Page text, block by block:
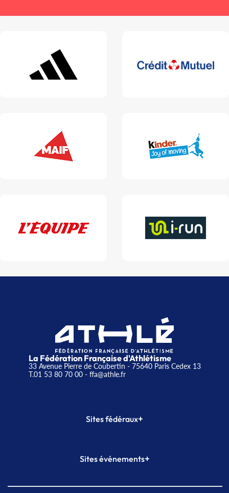
La Fédération Française d'Athlétisme
33 Avenue Pierre de Coubertin - 75640 Paris Cedex 13
T.01 53 80 70 00- ffa@athle.fr
Sites fédéraux+
Plateforme Formation
Sites événements+
Meeting de Paris indoor